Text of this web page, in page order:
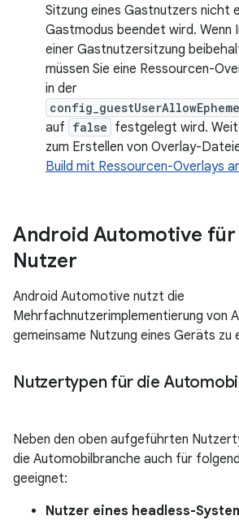
Sitzung eines Gastnutzers nicht
Gastmodus beendet wird. Wenn
einer Gastnutzersitzung
müssen Sie eine Ressourcen-
in der
auf false festgelegt wird.
zum Erstellen von Overlay-
Build mit Ressourcen-Overlays
Android Automotive
Nutzer
Android Automotive nutzt die
Mehrfachnutzerimplementierung von
gemeinsame Nutzung eines Geräts zu
Nutzertypen für die
Neben den oben aufgeführten
die Automobilbranche auch für
geeignet:
Nutzer eines headless-